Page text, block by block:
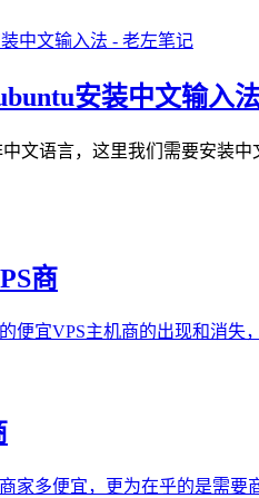
安装中文输入
文语言，这里我们需要安装中
商
便宜VPS主机商的出现和消失
家多便宜，更为在乎的是需